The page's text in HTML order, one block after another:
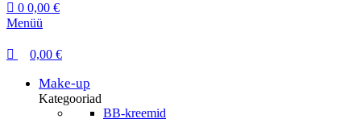
0 0,00 €
Menüü
0,00 €
Make-up
Kategooriad
BB-kreemid